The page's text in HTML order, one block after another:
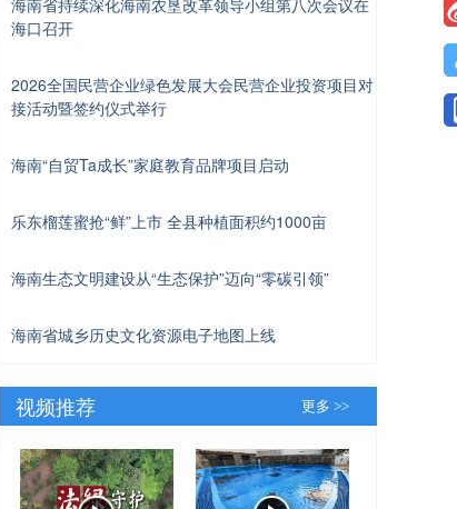
海口召开
2026全国民营企业绿色发展大会民营企业投资项目对
接活动暨签约仪式举行
海南“自贸Ta成长”家庭教育品牌项目启动
乐东榴莲蜜抢“鲜”上市 全县种植面积约1000亩
海南生态文明建设从“生态保护”迈向“零碳引领”
海南省城乡历史文化资源电子地图上线
视频推荐 更多 >>